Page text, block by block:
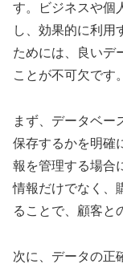
す。ビジネスや個
し、効果的に利用
ためには、良いデ
ことが不可欠です。
まず、データベー
保存するかを明確
報を管理する場合
情報だけでなく、
ることで、顧客と
次に、データの正